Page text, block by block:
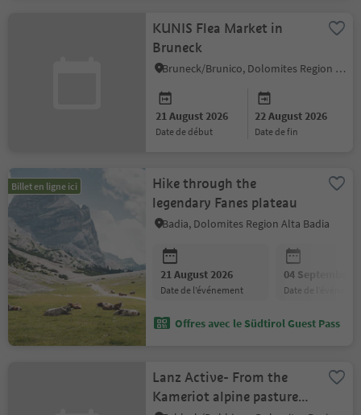
KUNIS Flea Market in
Bruneck
Bruneck/Brunico, Dolomites Region Kronplatz/Plan de Corones
21 August 2026
date de début
22 August 2026
date de fin
Billet en ligne ici
Hike through the
legendary Fanes plateau
Badia, Dolomites Region Alta Badia
21 August 2026
date de l’événement
04 September
date de
Offres avec le Südtirol Guest Pass
Lanz Active- From the
Kameriot alpine pasture